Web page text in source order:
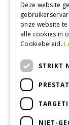
Deze website
onze website
alle cookies in
Cookiebeleid.
STRIKT
NIET-